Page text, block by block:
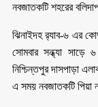
নবজাতকটি শহরের
ঝিনাইদহ র‌্যাব-৬ এর
সোমবার সন্ধ্যা সাড়ে
নিশ্চিন্তপুর দাসপাড়া
এ সময় নবজাতকটি পিয়া